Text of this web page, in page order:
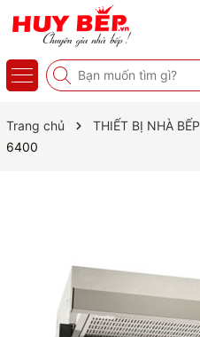
Trang chủ THIẾT BỊ NHÀ BẾP
6400